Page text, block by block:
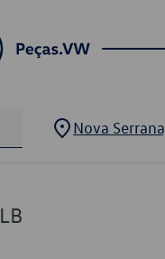
Nova Serrana